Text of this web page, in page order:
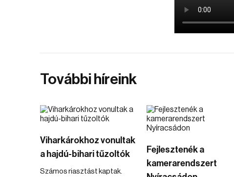
További híreink
Viharkárokhoz vonultak
a hajdú-bihari tűzoltók
Számos riasztást kaptak.
Fejlesztenék a
kamerarendszert